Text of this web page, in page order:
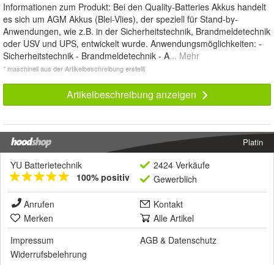
Informationen zum Produkt: Bei den Quality-Batteries Akkus handelt
es sich um AGM Akkus (Blei-Vlies), der speziell für Stand-by-
Anwendungen, wie z.B. in der Sicherheitstechnik, Brandmeldetechnik
oder USV und UPS, entwickelt wurde. Anwendungsmöglichkeiten: -
Sicherheitstechnik - Brandmeldetechnik - A... Mehr
* maschinell aus der Artikelbeschreibung erstellt
Artikelbeschreibung anzeigen
Platin
YU Batterietechnik
100% positiv
2424 Verkäufe
Gewerblich
Anrufen
Kontakt
Merken
Alle Artikel
Impressum
AGB & Datenschutz
Widerrufsbelehrung